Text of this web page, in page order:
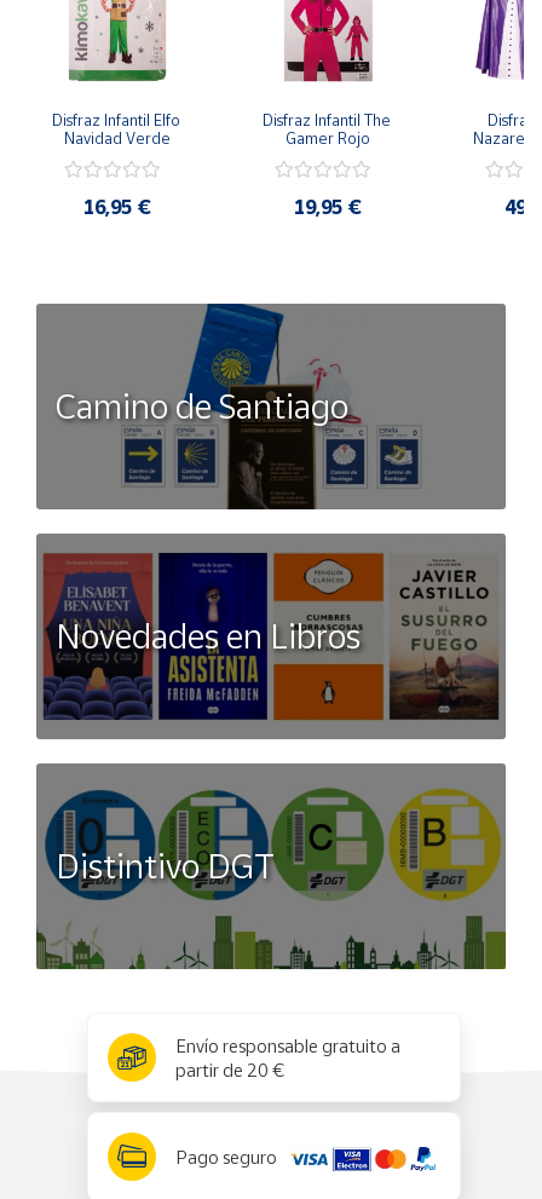
Disfraz Infantil Elfo
Navidad Verde
16,95 €
Disfraz Infantil The
Gamer Rojo
19,95 €
Disfraz
Camino de Santiago
Novedades en Libros
Distintivo DGT
Envío responsable gratuito a
partir de 20 €
Pago seguro